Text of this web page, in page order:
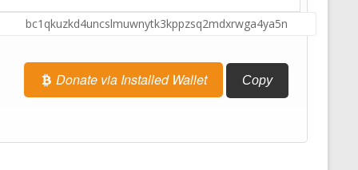
Donate via Installed Wallet Copy